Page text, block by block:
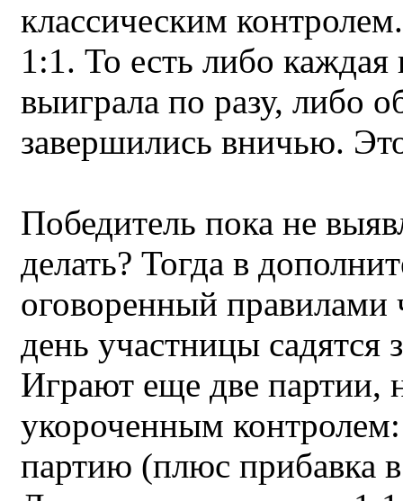
классическим
1:1. То есть либо каждая
выиграла по разу, либо
завершились вничью.
Победитель пока не
делать? Тогда в
оговоренный правилами
день участницы садятся
Играют еще две партии,
укороченным
партию (плюс прибавка